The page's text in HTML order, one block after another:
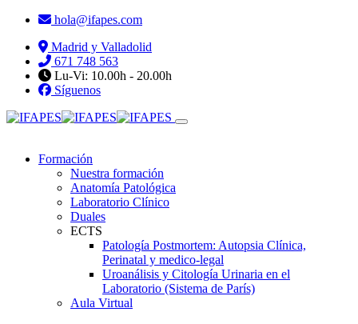
hola@ifapes.com
Madrid y Valladolid
671 748 563
Lu-Vi: 10.00h - 20.00h
Síguenos
Formación
Nuestra formación
Anatomía Patológica
Laboratorio Clínico
Duales
ECTS
Patología Postmortem: Autopsia Clínica,
Perinatal y medico-legal
Uroanálisis y Citología Urinaria en el
Laboratorio (Sistema de París)
Aula Virtual